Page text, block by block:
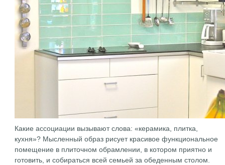
Какие ассоциации вызывают слова: «керамика, плитка,
кухня»? Мысленный образ рисует красивое функциональное
помещение в плиточном обрамлении, в котором приятно и
готовить, и собираться всей семьей за обеденным столом.